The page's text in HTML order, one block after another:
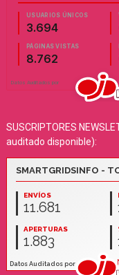
SUSCRIPTORES
auditado disponible):